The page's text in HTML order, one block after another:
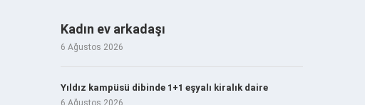
Kadın ev arkadaşı
6 Ağustos 2026
Yıldız kampüsü dibinde 1+1 eşyalı kiralık daire
6 Ağustos 2026